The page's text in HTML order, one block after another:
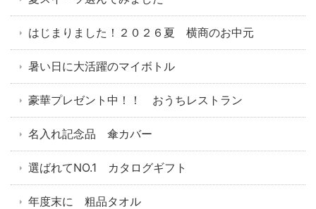
はじまりました！２０２６夏 横商のお中元
暑い日に大活躍のマイボトル
豪華プレゼント中！！ おうちレストラン
名入れ記念品 傘カバー
選ばれてNO.1 カタログギフト
年度末に 粗品タオル